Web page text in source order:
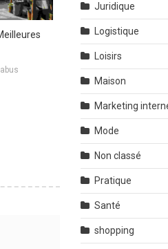
Juridique
Logistique
Loisirs
Maison
Marketing
Mode
Non classé
Pratique
Santé
shopping